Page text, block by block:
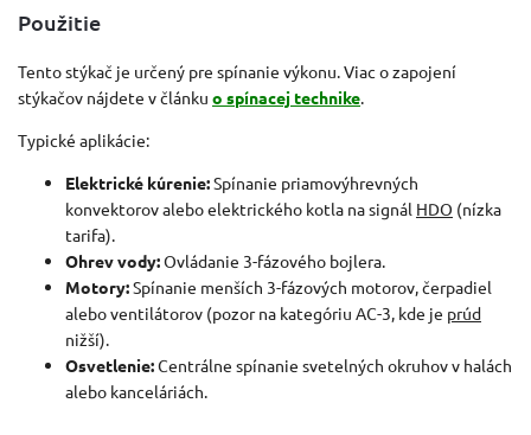
Použitie
Tento stýkač je určený pre spínanie výkonu. Viac o zapojení
stýkačov nájdete v článku o spínacej technike
Typické aplikácie:
Elektrické kúrenie:Spínanie priamovýhrevných
konvektorov alebo elektrického kotla na signál HDO (nízka
tarifa).
Ohrev vody:Ovládanie 3-fázového bojlera.
Motory:Spínanie menších 3-fázových motorov, čerpadiel
alebo ventilátorov (pozor na kategóriu AC-3, kde je prúd
nižší).
Osvetlenie:Centrálne spínanie svetelných okruhov v halách
alebo kanceláriách.